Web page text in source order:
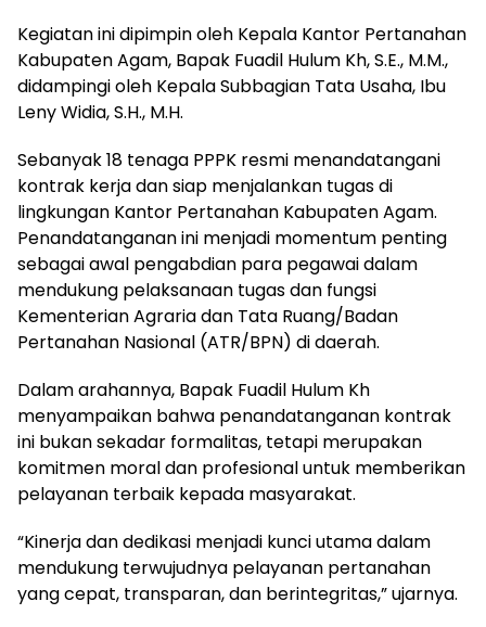
Kegiatan ini dipimpin oleh Kepala Kantor Pertanahan
Kabupaten Agam, Bapak Fuadil Hulum Kh, S.E., M.M.,
didampingi oleh Kepala Subbagian Tata Usaha, Ibu
Leny Widia, S.H., M.H.
Sebanyak 18 tenaga PPPK resmi menandatangani
kontrak kerja dan siap menjalankan tugas di
lingkungan Kantor Pertanahan Kabupaten Agam.
Penandatanganan ini menjadi momentum penting
sebagai awal pengabdian para pegawai dalam
mendukung pelaksanaan tugas dan fungsi
Kementerian Agraria dan Tata Ruang/Badan
Pertanahan Nasional (ATR/BPN) di daerah.
Dalam arahannya, Bapak Fuadil Hulum Kh
menyampaikan bahwa penandatanganan kontrak
ini bukan sekadar formalitas, tetapi merupakan
komitmen moral dan profesional untuk memberikan
pelayanan terbaik kepada masyarakat.
“Kinerja dan dedikasi menjadi kunci utama dalam
mendukung terwujudnya pelayanan pertanahan
yang cepat, transparan, dan berintegritas,” ujarnya.